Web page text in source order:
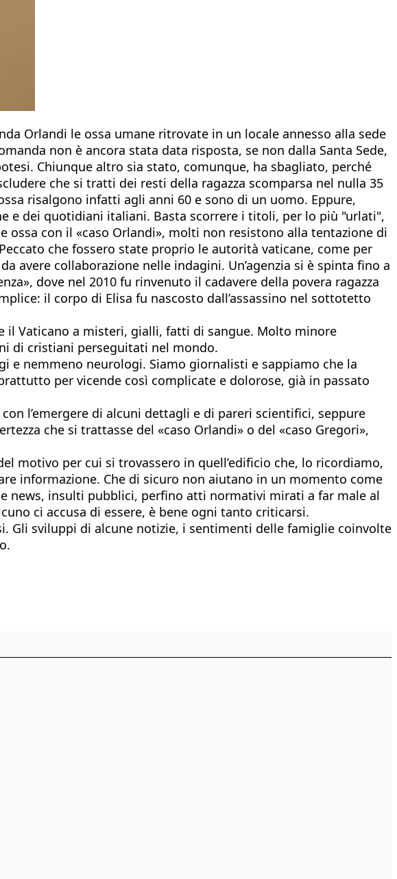
Orlandi le ossa umane ritrovate in un locale annesso alla sede
non è ancora stata data risposta, se non dalla Santa Sede,
Chiunque altro sia stato, comunque, ha sbagliato, perché
che si tratti dei resti della ragazza scomparsa nel nulla 35
risalgono infatti agli anni 60 e sono di un uomo. Eppure,
e dei quotidiani italiani. Basta scorrere i titoli, per lo più "urlati",
con il «caso Orlandi», molti non resistono alla tentazione di
che fossero state proprio le autorità vaticane, come per
collaborazione nelle indagini. Un’agenzia si è spinta fino a
dove nel 2010 fu rinvenuto il cadavere della povera ragazza
il corpo di Elisa fu nascosto dall’assassino nel sottotetto
il Vaticano a misteri, gialli, fatti di sangue. Molto minore
di cristiani perseguitati nel mondo.
e nemmeno neurologi. Siamo giornalisti e sappiamo che la
per vicende così complicate e dolorose, già in passato
l’emergere di alcuni dettagli e di pareri scientifici, seppure
che si trattasse del «caso Orlandi» o del «caso Gregori»,
motivo per cui si trovassero in quell’edificio che, lo ricordiamo,
informazione. Che di sicuro non aiutano in un momento come
news, insulti pubblici, perfino atti normativi mirati a far male al
ci accusa di essere, è bene ogni tanto criticarsi.
Gli sviluppi di alcune notizie, i sentimenti delle famiglie coinvolte